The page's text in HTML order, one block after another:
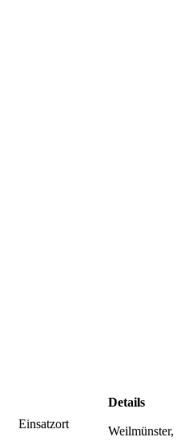
Einsatzort
Details
Weilmünster,